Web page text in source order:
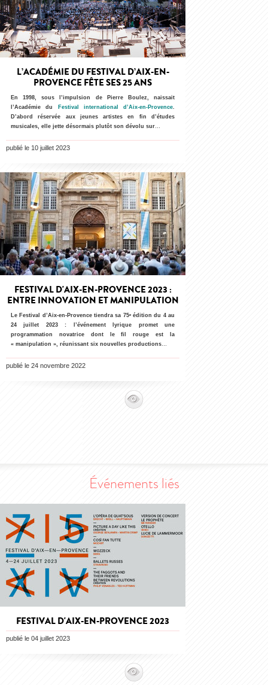
L’ACADÉMIE DU FESTIVAL D’AIX-EN-
PROVENCE FÊTE SES 25 ANS
En 1998, sous l’impulsion de Pierre Boulez, naissait
l’Académie du
Festival international d’Aix-en-Provence.
D’abord réservée aux jeunes artistes en fin d’études
musicales, elle jette désormais plutôt son dévolu sur…
publié le 10 juillet 2023
FESTIVAL D'AIX-EN-PROVENCE 2023 :
ENTRE INNOVATION ET MANIPULATION
Le Festival d’Aix-en-Provence tiendra sa 75ᵉ édition du 4 au
24 juillet 2023 : l’événement lyrique promet une
programmation novatrice dont le fil rouge est la
« manipulation », réunissant six nouvelles productions…
publié le 24 novembre 2022
Événements liés
FESTIVAL D'AIX-EN-PROVENCE 2023
publié le 04 juillet 2023